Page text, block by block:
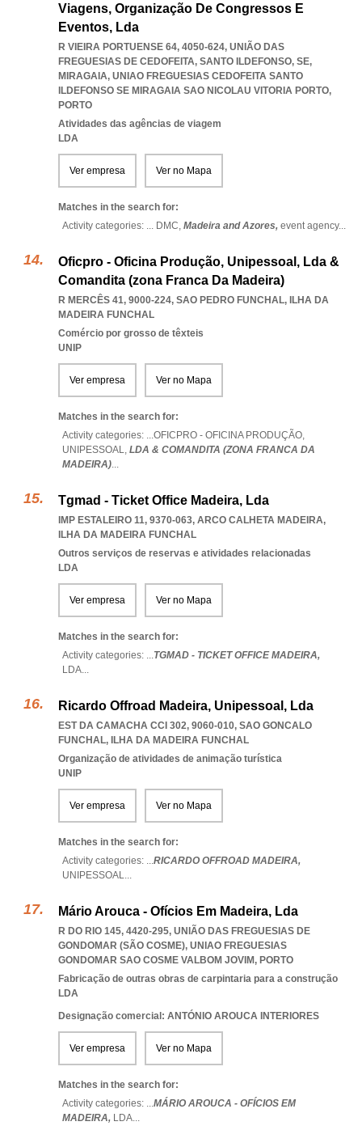
Viagens, Organização De Congressos E
Eventos, Lda
R VIEIRA PORTUENSE 64, 4050-624, UNIÃO DAS
FREGUESIAS DE CEDOFEITA, SANTO ILDEFONSO, SE,
MIRAGAIA, UNIAO FREGUESIAS CEDOFEITA SANTO
ILDEFONSO SE MIRAGAIA SAO NICOLAU VITORIA PORTO,
PORTO
Atividades das agências de viagem
LDA
Ver empresa Ver no Mapa
Matches in the search for:
Activity categories: ... DMC, Madeira and Azores, event agency...
Oficpro - Oficina Produção, Unipessoal, Lda &
Comandita (zona Franca Da Madeira)
R MERCÊS 41, 9000-224, SAO PEDRO FUNCHAL, ILHA DA
MADEIRA FUNCHAL
Comércio por grosso de têxteis
UNIP
Ver empresa Ver no Mapa
Matches in the search for:
Activity categories: ...OFICPRO - OFICINA PRODUÇÃO,
UNIPESSOAL, LDA & COMANDITA (ZONA FRANCA DA
MADEIRA)...
Tgmad - Ticket Office Madeira, Lda
IMP ESTALEIRO 11, 9370-063, ARCO CALHETA MADEIRA,
ILHA DA MADEIRA FUNCHAL
Outros serviços de reservas e atividades relacionadas
LDA
Ver empresa Ver no Mapa
Matches in the search for:
Activity categories: ...TGMAD - TICKET OFFICE MADEIRA,
LDA...
Ricardo Offroad Madeira, Unipessoal, Lda
EST DA CAMACHA CCI 302, 9060-010, SAO GONCALO
FUNCHAL, ILHA DA MADEIRA FUNCHAL
Organização de atividades de animação turística
UNIP
Ver empresa Ver no Mapa
Matches in the search for:
Activity categories: ...RICARDO OFFROAD MADEIRA,
UNIPESSOAL...
Mário Arouca - Ofícios Em Madeira, Lda
R DO RIO 145, 4420-295, UNIÃO DAS FREGUESIAS DE
GONDOMAR (SÃO COSME), UNIAO FREGUESIAS
GONDOMAR SAO COSME VALBOM JOVIM, PORTO
Fabricação de outras obras de carpintaria para a construção
LDA
Designação comercial: ANTÓNIO AROUCA INTERIORES
Ver empresa Ver no Mapa
Matches in the search for:
Activity categories: ...MÁRIO AROUCA - OFÍCIOS EM
MADEIRA, LDA...